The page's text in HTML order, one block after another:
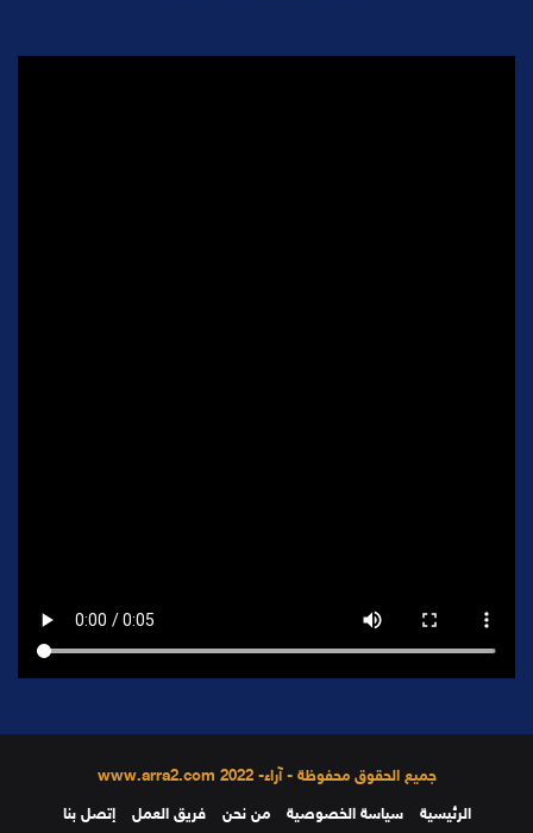
جميع الحقوق محفوظة - آراء- 2022 www.arra2.com
الرئيسية
سياسة الخصوصية من نحن فريق العمل إتصل بنا